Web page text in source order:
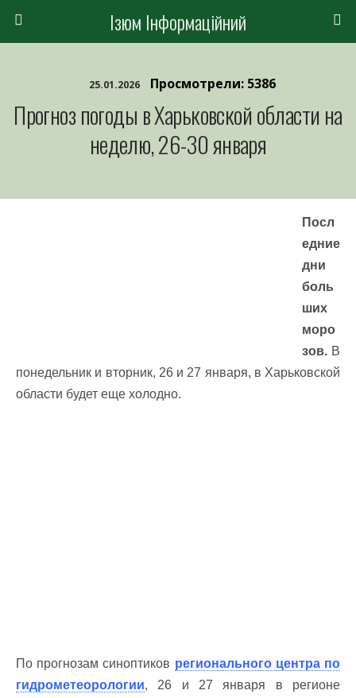
Ізюм Інформаційний
25.01.2026 Просмотрели: 5386
Прогноз погоды в Харьковской области на
неделю, 26-30 января
Посл
едние
дни
боль
ших
моро
зов. В
понедельник и вторник, 26 и 27 января, в Харьковской
области будет еще холодно.
По прогнозам синоптиков регионального центра по
гидрометеорологии, 26 и 27 января в регионе